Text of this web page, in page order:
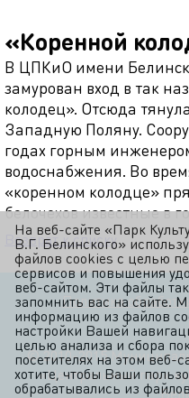
«Коренной
В ЦПКиО имени
замурован вход в так
колодец». Отсюда
Западную Поляну.
годах горным
водоснабжения. Во
«коренном колодце»
белочехов известные в
Возврат к списку
Политика
© 2010-2015
«Центральный парк
На веб-сайте «Парк
В.Г. Белинского»
файлов cookies с целью
сервисов и повышения
веб-сайтом. Эти файлы
запомнить вас на сайте.
информацию из файлов
настройки Вашей
целью анализа и сбора
посетителях на этом веб-
хотите, чтобы Ваши
обрабатывались из